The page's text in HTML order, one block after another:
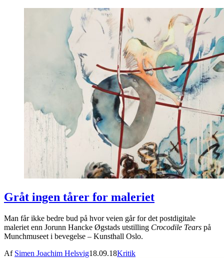
Gråt ingen tårer for maleriet
Man får ikke bedre bud på hvor veien går for det postdigitale
maleriet enn Jorunn Hancke Øgstads utstilling Crocodile Tears på
Munchmuseet i bevegelse – Kunsthall Oslo.
Af Simen Joachim Helsvig18.09.18Kritik